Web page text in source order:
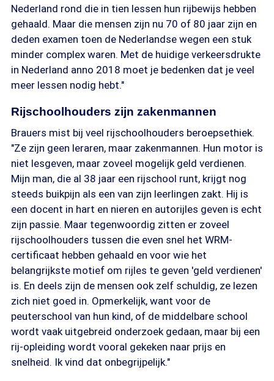
Nederland rond die in tien lessen hun rijbewijs hebben
gehaald. Maar die mensen zijn nu 70 of 80 jaar zijn en
deden examen toen de Nederlandse wegen een stuk
minder complex waren. Met de huidige verkeersdrukte
in Nederland anno 2018 moet je bedenken dat je veel
meer lessen nodig hebt."
Rijschoolhouders zijn zakenmannen
Brauers mist bij veel rijschoolhouders beroepsethiek.
"Ze zijn geen leraren, maar zakenmannen. Hun motor is
niet lesgeven, maar zoveel mogelijk geld verdienen.
Mijn man, die al 38 jaar een rijschool runt, krijgt nog
steeds buikpijn als een van zijn leerlingen zakt. Hij is
een docent in hart en nieren en autorijles geven is echt
zijn passie. Maar tegenwoordig zitten er zoveel
rijschoolhouders tussen die even snel het WRM-
certificaat hebben gehaald en voor wie het
belangrijkste motief om rijles te geven 'geld verdienen'
is. En deels zijn de mensen ook zelf schuldig, ze lezen
zich niet goed in. Opmerkelijk, want voor de
peuterschool van hun kind, of de middelbare school
wordt vaak uitgebreid onderzoek gedaan, maar bij een
rij-opleiding wordt vooral gekeken naar prijs en
snelheid. Ik vind dat onbegrijpelijk."